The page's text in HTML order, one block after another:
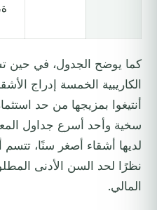
كما يوضح الجدول، في حين
الكاريبية الخمسة إدراج
أنتيغوا بمزيجها من حد
سخية وأحد أسرع جداول
لديها أشقاء أصغر سنًا، تتسم
نظرًا لحد السن الأدنى
المالي.